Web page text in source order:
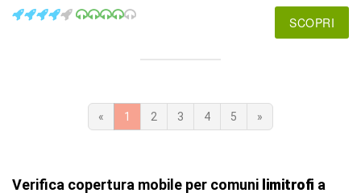
SCOPRI
« 1 2 3 4 5 »
Verifica copertura mobile per comuni limitrofi a